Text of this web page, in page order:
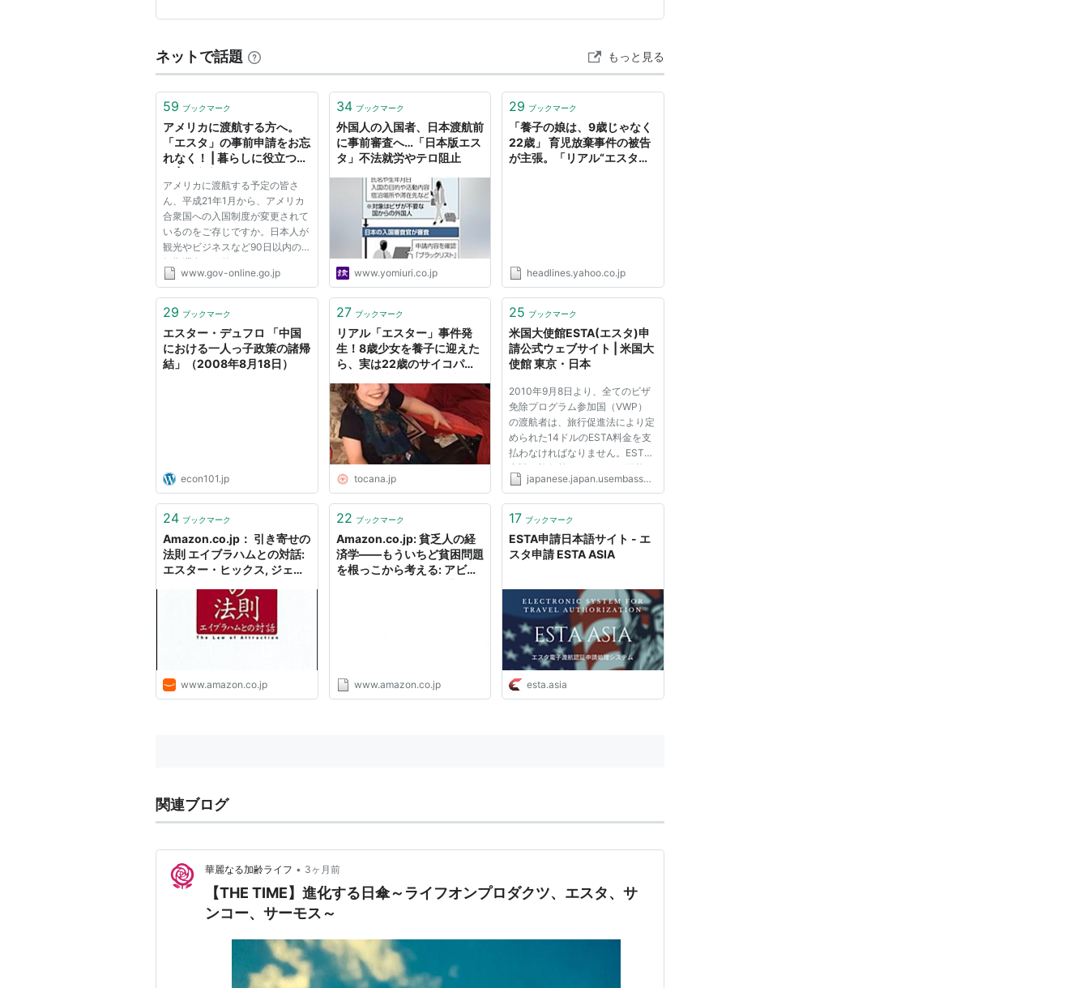
ネットで話題 もっと見る
59 ブックマーク
アメリカに渡航する方へ。
「エスタ」の事前申請をお忘
れなく！ | 暮らしに役立つ情
アメリカに渡航する予定の皆さ
ん、平成21年1月から、アメリカ
合衆国への入国制度が変更されて
いるのをご存じですか。日本人が
観光やビジネスなど90日以内の
短期滞在を目的としてアメリカに
訪れる場合、事前に電子渡航認証
認証を受けることが必要です。認
国す...
www.gov-online.go.jp
34 ブックマーク
外国人の入国者、日本渡航前
に事前審査へ…「日本版エス
タ」不法就労やテロ阻止
www.yomiuri.co.jp
29 ブックマーク
「養子の娘は、9歳じゃなく
22歳」 育児放棄事件の被告
が主張。「リアル“エスタ
headlines.yahoo.co.jp
29 ブックマーク
エスター・デュフロ 「中国
における一人っ子政策の諸帰
結」（2008年8月18日）
econ101.jp
27 ブックマーク
リアル「エスター」事件発
生！8歳少女を養子に迎えた
ら、実は22歳のサイコパス
殺害予告も… - TOCANA
tocana.jp
25 ブックマーク
米国大使館ESTA(エスタ)申
請公式ウェブサイト | 米国大
使館 東京・日本
2010年9月8日より、全てのビザ
免除プログラム参加国（VWP）
の渡航者は、旅行促進法により定
められた14ドルのESTA料金を支
払わなければなりません。ESTA
申請は旅行前ならいつでも可能で
す。通常一度承認されれば、米国
は２年間または申請者のパスポー
申請しな...
japanese.japan.usembassy.gov
24 ブックマーク
Amazon.co.jp： 引き寄せの
法則 エイブラハムとの対話:
エスター・ヒックス, ジェリ
Jerry Hicks, 吉田 利子: 本
www.amazon.co.jp
22 ブックマーク
Amazon.co.jp: 貧乏人の経
済学――もういちど貧困問題
を根っこから考える: アビジ
www.amazon.co.jp
17 ブックマーク
ESTA申請日本語サイト - エ
スタ申請 ESTA ASIA
esta.asia
関連ブログ
華麗なる加齢ライフ • 3ヶ月前
【THE TIME】進化する日傘～ライフオンプロダクツ、エスタ、サ
ンコー、サーモス～